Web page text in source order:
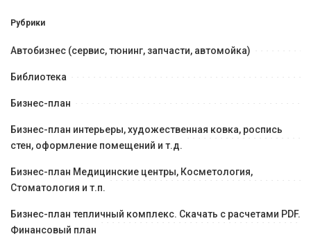
Рубрики
Автобизнес (сервис, тюнинг, запчасти, автомойка)
Библиотека
Бизнес-план
Бизнес-план интерьеры, художественная ковка, роспись
стен, оформление помещений и т.д.
Бизнес-план Медицинские центры, Косметология,
Стоматология и т.п.
Бизнес-план тепличный комплекс. Скачать с расчетами PDF.
Финансовый план